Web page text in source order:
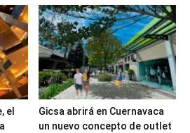
el
Gicsa abrirá en Cuernavaca
un nuevo concepto de outlet